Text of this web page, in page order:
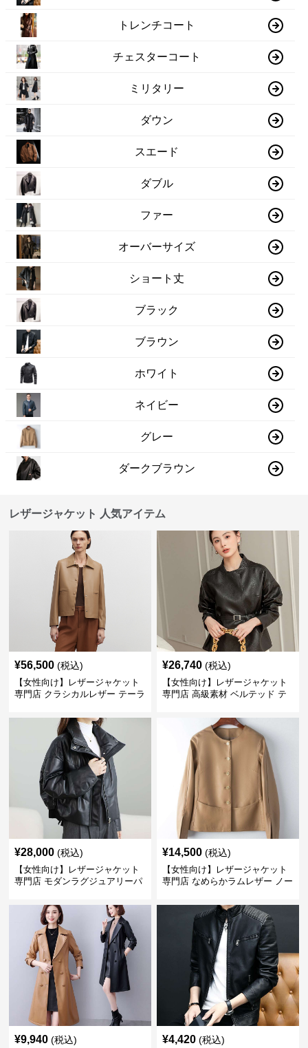
トレンチコート
チェスターコート
ミリタリー
ダウン
スエード
ダブル
ファー
オーバーサイズ
ショート丈
ブラック
ブラウン
ホワイト
ネイビー
グレー
ダークブラウン
レザージャケット 人気アイテム
¥56,500 (税込)
【女性向け】レザージャケット
専門店 クラシカルレザー テーラ
¥26,740 (税込)
【女性向け】レザージャケット
専門店 高級素材 ベルテッド テ
¥28,000 (税込)
【女性向け】レザージャケット
専門店 モダンラグジュアリーパ
¥14,500 (税込)
【女性向け】レザージャケット
専門店 なめらかラムレザー ノー
¥9,940 (税込) ¥4,420 (税込)